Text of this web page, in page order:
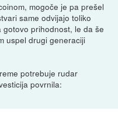
mogoče je pa prešel
same odvijajo toliko
prihodnost, le da še
uspel drugi generaciji
potrebuje rudar
povrnila: